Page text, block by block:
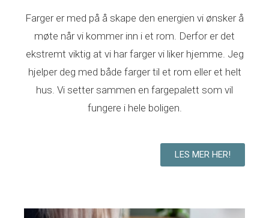
Farger er med på å skape den energien vi ønsker å
møte når vi kommer inn i et rom. Derfor er det
ekstremt viktig at vi har farger vi liker hjemme. Jeg
hjelper deg med både farger til et rom eller et helt
hus. Vi setter sammen en fargepalett som vil
fungere i hele boligen.
LES MER HER!